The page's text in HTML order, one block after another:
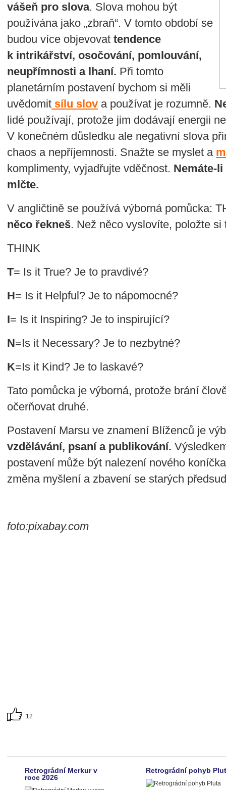
vášeň pro slova. Slova mohou být
používána jako „zbraň“. V tomto období se
budou více objevovat tendence
k intrikářství, osočování, pomlouvání,
neupřímnosti a lhaní. Při tomto
planetárním postavení bychom si měli
uvědomit sílu slov a používat je rozumně.
lidé používají, protože jim dodávají energii
V konečném důsledku ale negativní slova
chaos a nepříjemnosti. Snažte se myslet a
komplimenty, vyjadřujte vděčnost. Nemáte-
mlčte.
V angličtině se používá výborná pomůcka:
něco řekneš. Než něco vyslovíte, položte
THINK
T= Is it True? Je to pravdivé?
H= Is it Helpful? Je to nápomocné?
I= Is it Inspiring? Je to inspirující?
N=Is it Necessary? Je to nezbytné?
K=Is it Kind? Je to laskavé?
Tato pomůcka je výborná, protože brání
očerňovat druhé.
Postavení Marsu ve znamení Blíženců je
vzdělávání, psaní a publikování.
postavení může být nalezení nového
změna myšlení a zbavení se starých
foto:pixabay.com
12
Retrográdní Merkur v
roce 2026
Retrográdní pohyb